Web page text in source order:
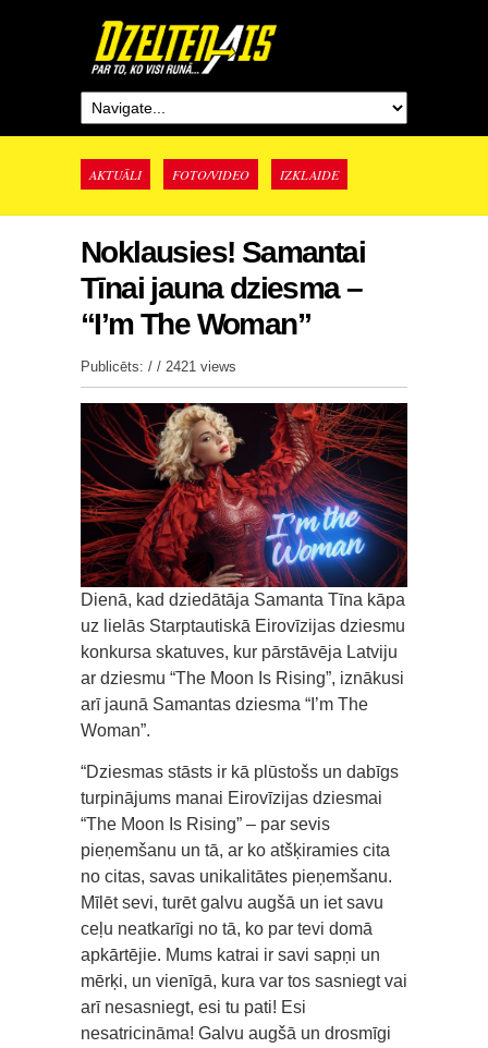
AKTUĀLI FOTO/VIDEO IZKLAIDE
Noklausies! Samantai
Tīnai jauna dziesma –
“I’m The Woman”
Publicēts: / / 2421 views
Dienā, kad dziedātāja Samanta Tīna kāpa
uz lielās Starptautiskā Eirovīzijas dziesmu
konkursa skatuves, kur pārstāvēja Latviju
ar dziesmu “The Moon Is Rising”, iznākusi
arī jaunā Samantas dziesma “I’m The
Woman”.
“Dziesmas stāsts ir kā plūstošs un dabīgs
turpinājums manai Eirovīzijas dziesmai
“The Moon Is Rising” – par sevis
pieņemšanu un tā, ar ko atšķiramies cita
no citas, savas unikalitātes pieņemšanu.
Mīlēt sevi, turēt galvu augšā un iet savu
ceļu neatkarīgi no tā, ko par tevi domā
apkārtējie. Mums katrai ir savi sapņi un
mērķi, un vienīgā, kura var tos sasniegt vai
arī nesasniegt, esi tu pati! Esi
nesatricināma! Galvu augšā un drosmīgi